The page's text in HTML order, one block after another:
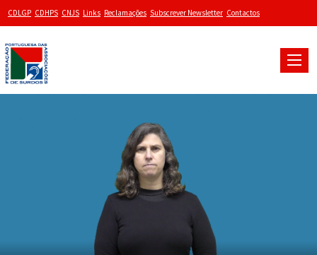
CDLGP CDHPS CNJS Links Reclamações Subscrever Newsletter Contactos
Toggle